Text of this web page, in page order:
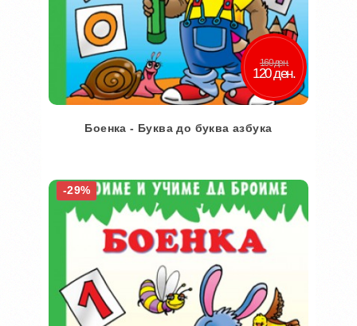
160 ден.
120 ден.
Боенка - Буква до буква азбука
Во кошничка
Додај во желби
Додај за споредба
-29%